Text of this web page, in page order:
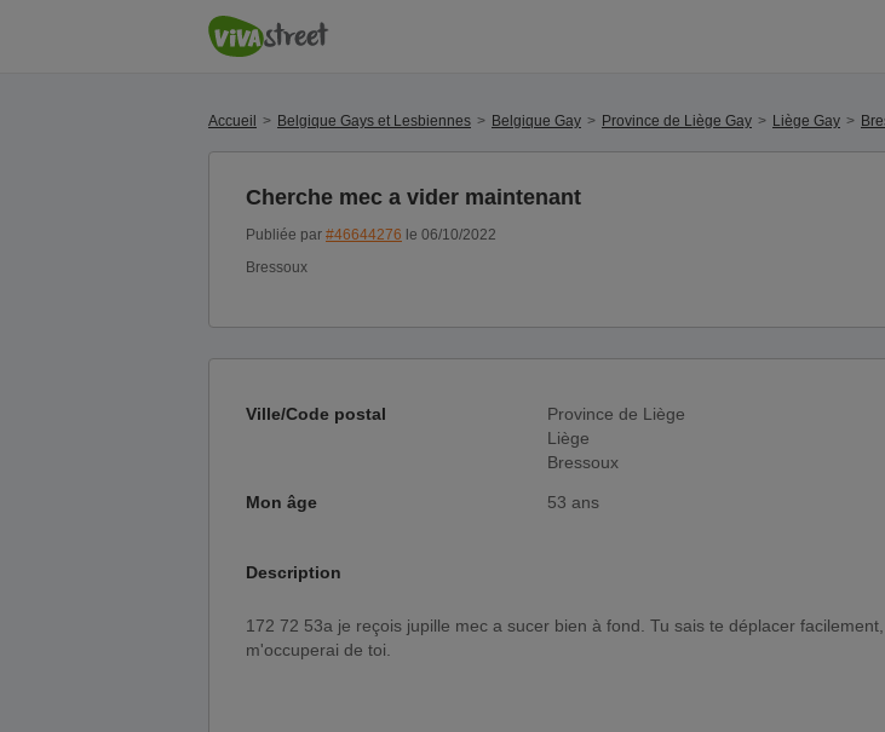
Accueil Belgique Gays et Lesbiennes Belgique Gay Province de Liège Gay Liège Gay
Cherche mec a vider maintenant
Publiée par #46644276 le 06/10/2022
Bressoux
Ville/Code postal
Province de Liège
Liège
Bressoux
Mon âge 53 ans
Description
172 72 53a je reçois jupille mec a sucer bien à fond. Tu sais te déplacer facilement, viens et je
m'occuperai de toi.